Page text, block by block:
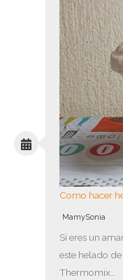
Como hacer
MamySonia
Si eres un
este helado
Thermomix…